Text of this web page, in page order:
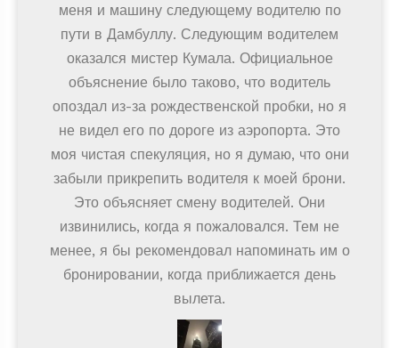
меня и машину следующему водителю по
пути в Дамбуллу. Следующим водителем
оказался мистер Кумала. Официальное
объяснение было таково, что водитель
опоздал из-за рождественской пробки, но я
не видел его по дороге из аэропорта. Это
моя чистая спекуляция, но я думаю, что они
забыли прикрепить водителя к моей брони.
Это объясняет смену водителей. Они
извинились, когда я пожаловался. Тем не
менее, я бы рекомендовал напоминать им о
бронировании, когда приближается день
вылета.